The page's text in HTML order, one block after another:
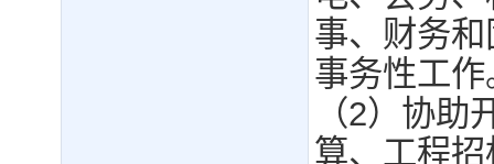
事、财务
事务性工作
（2）协
算、工程